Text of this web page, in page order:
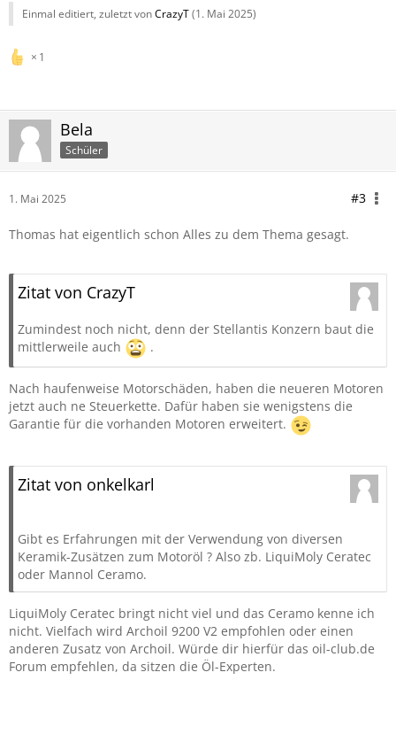
Einmal editiert, zuletzt vonCrazyT(1. Mai 2025)
1
Bela
Schüler
1. Mai 2025 #3
Thomas hat eigentlich schon Alles zu dem Thema gesagt.
Zitat von CrazyT
Zumindest noch nicht, denn der Stellantis Konzern baut die
mittlerweile auch
.
Nach haufenweise Motorschäden, haben die neueren Motoren
jetzt auch ne Steuerkette. Dafür haben sie wenigstens die
Garantie für die vorhanden Motoren erweitert.
Zitat von onkelkarl
Gibt es Erfahrungen mit der Verwendung von diversen
Keramik-Zusätzen zum Motoröl ? Also zb. LiquiMoly Ceratec
oder Mannol Ceramo.
LiquiMoly Ceratec bringt nicht viel und das Ceramo kenne ich
nicht. Vielfach wird Archoil 9200 V2 empfohlen oder einen
anderen Zusatz von Archoil. Würde dir hierfür das oil-club.de
Forum empfehlen, da sitzen die Öl-Experten.